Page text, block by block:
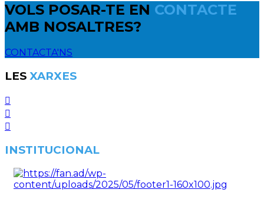
VOLS POSAR-TE EN CONTACTE
AMB NOSALTRES?
CONTACTA'NS
LES XARXES
INSTITUCIONAL